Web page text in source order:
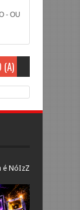
- OU
(A)
é NóIzZ